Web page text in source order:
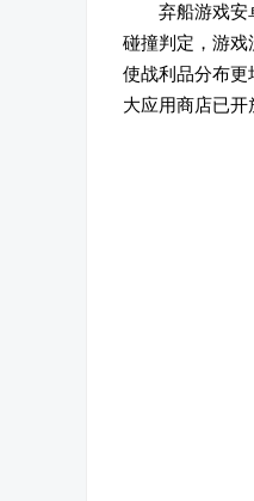
弃船游戏安
碰撞判定，游戏
使战利品分布更
大应用商店已开